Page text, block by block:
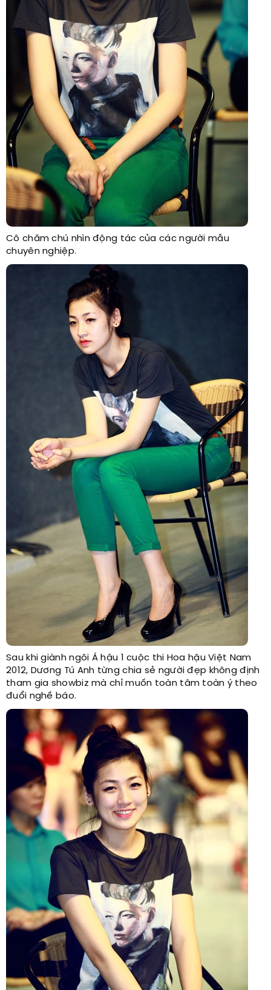
Cô chăm chú nhìn động tác của các người mẫu
chuyên nghiệp.
Sau khi giành ngôi Á hậu 1 cuộc thi Hoa hậu Việt Nam
2012, Dương Tú Anh từng chia sẻ người đẹp không định
tham gia showbiz mà chỉ muốn toàn tâm toàn ý theo
đuổi nghề báo.